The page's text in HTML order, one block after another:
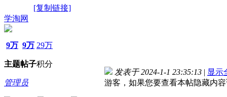
[复制链接]
学淘网
9万
主题
9万
帖子
29万
积分
管理员
发表于 2024-1-1 23:35:13 | 显示
游客，如果您要查看本帖隐藏内